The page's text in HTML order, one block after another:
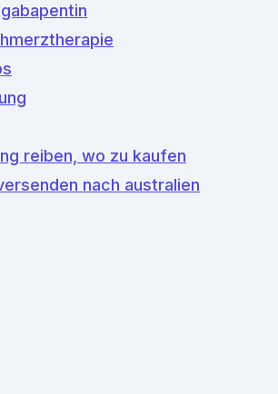
reiben, wo zu kaufen
nach australien